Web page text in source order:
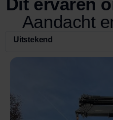
Dit ervaren
Aandacht
Uitstekend